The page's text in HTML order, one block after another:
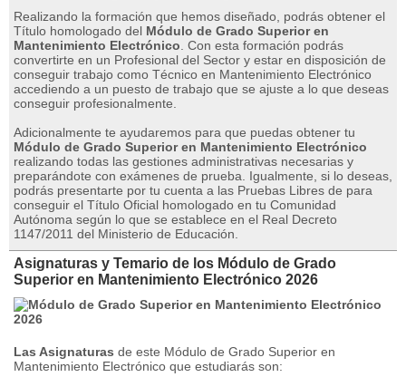
Realizando la formación que hemos diseñado, podrás obtener el
Título homologado del Módulo de Grado Superior en
Mantenimiento Electrónico . Con esta formación podrás
convertirte en un Profesional del Sector y estar en disposición de
conseguir trabajo como Técnico en Mantenimiento Electrónico
accediendo a un puesto de trabajo que se ajuste a lo que deseas
conseguir profesionalmente.
Adicionalmente te ayudaremos para que puedas obtener tu
Módulo de Grado Superior en Mantenimiento Electrónico
realizando todas las gestiones administrativas necesarias y
preparándote con exámenes de prueba. Igualmente, si lo deseas,
podrás presentarte por tu cuenta a las Pruebas Libres de para
conseguir el Título Oficial homologado en tu Comunidad
Autónoma según lo que se establece en el Real Decreto
1147/2011 del Ministerio de Educación.
Asignaturas y Temario de los Módulo de Grado
Superior en Mantenimiento Electrónico 2026
Las Asignaturas de este Módulo de Grado Superior en
Mantenimiento Electrónico que estudiarás son: